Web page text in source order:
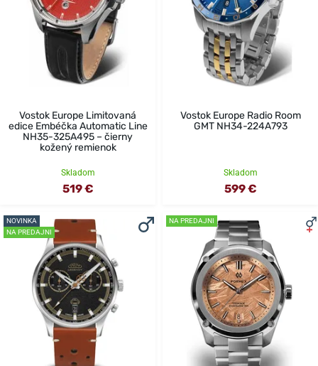
Vostok Europe Limitovaná
edice Embéčka Automatic Line
NH35-325A495 – čierny
kožený remienok
Skladom
519 €
Vostok Europe Radio Room
GMT NH34-224A793
Skladom
599 €
NOVINKA
NA PREDAJNI
NA PREDAJNI